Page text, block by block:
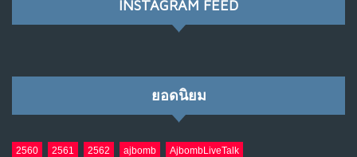
เมื่อโลกออนไลน์ กลายเป็น“ศาลเตี้ย”
9
NO COMMENTS
INSTAGRAM FEED
ยอดนิยม
2560 2561 2562 ajbomb AjbombLiveTalk